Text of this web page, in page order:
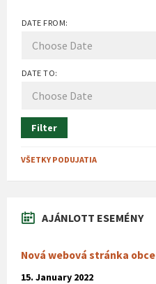
DATE FROM:
DATE TO:
Filter
VŠETKY PODUJATIA
AJÁNLOTT ESEMÉNY
Nová webová stránka obce
15. January 2022